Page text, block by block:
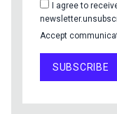
I agree to
Accept
SUBSCRIBE